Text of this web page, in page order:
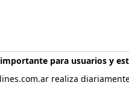
para usuarios y
realiza